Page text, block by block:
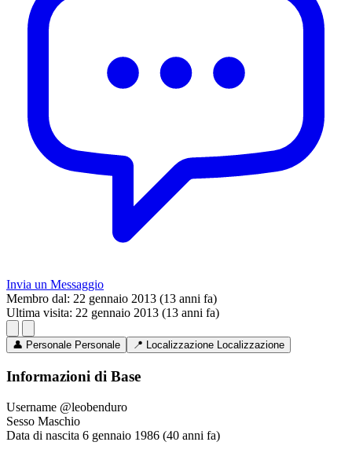
Invia un Messaggio
Membro dal: 22 gennaio 2013 (13 anni fa)
Ultima visita: 22 gennaio 2013 (13 anni fa)
👤 Personale Personale 📍 Localizzazione Localizzazione
Informazioni di Base
Username @leobenduro
Sesso Maschio
Data di nascita 6 gennaio 1986 (40 anni fa)